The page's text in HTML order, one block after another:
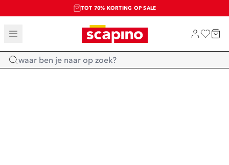
TOT 70% KORTING OP SALE
SALE: LAATSTE KANS!
SHOP NIEUW
Home